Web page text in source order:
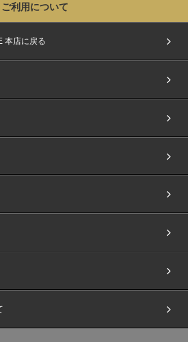
ご利用について
本店に戻る